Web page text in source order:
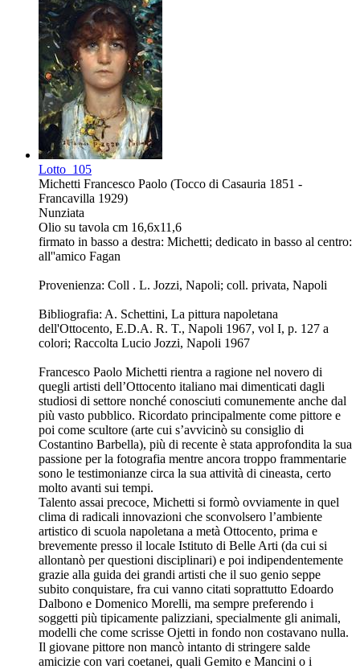
Lotto 105
Michetti Francesco Paolo (Tocco di Casauria 1851 -
Francavilla 1929)
Nunziata
Olio su tavola cm 16,6x11,6
firmato in basso a destra: Michetti; dedicato in basso al centro:
all''amico Fagan
Provenienza: Coll . L. Jozzi, Napoli; coll. privata, Napoli
Bibliografia: A. Schettini, La pittura napoletana
dell'Ottocento, E.D.A. R. T., Napoli 1967, vol I, p. 127 a
colori; Raccolta Lucio Jozzi, Napoli 1967
Francesco Paolo Michetti rientra a ragione nel novero di
quegli artisti dell’Ottocento italiano mai dimenticati dagli
studiosi di settore nonché conosciuti comunemente anche dal
più vasto pubblico. Ricordato principalmente come pittore e
poi come scultore (arte cui s’avvicinò su consiglio di
Costantino Barbella), più di recente è stata approfondita la sua
passione per la fotografia mentre ancora troppo frammentarie
sono le testimonianze circa la sua attività di cineasta, certo
molto avanti sui tempi.
Talento assai precoce, Michetti si formò ovviamente in quel
clima di radicali innovazioni che sconvolsero l’ambiente
artistico di scuola napoletana a metà Ottocento, prima e
brevemente presso il locale Istituto di Belle Arti (da cui si
allontanò per questioni disciplinari) e poi indipendentemente
grazie alla guida dei grandi artisti che il suo genio seppe
subito conquistare, fra cui vanno citati soprattutto Edoardo
Dalbono e Domenico Morelli, ma sempre preferendo i
soggetti più tipicamente palizziani, specialmente gli animali,
modelli che come scrisse Ojetti in fondo non costavano nulla.
Il giovane pittore non mancò intanto di stringere salde
amicizie con vari coetanei, quali Gemito e Mancini o i